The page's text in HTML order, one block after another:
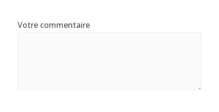
Votre commentaire